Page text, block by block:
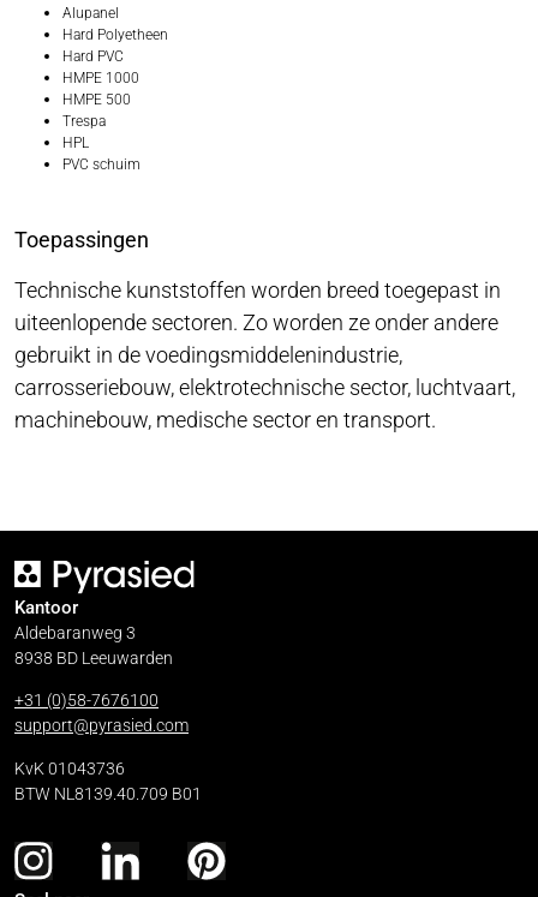
Alupanel
Hard Polyetheen
Hard PVC
HMPE 1000
HMPE 500
Trespa
HPL
PVC schuim
Toepassingen
Technische kunststoffen worden breed toegepast in
uiteenlopende sectoren. Zo worden ze onder andere
gebruikt in de voedingsmiddelenindustrie,
carrosseriebouw, elektrotechnische sector, luchtvaart,
machinebouw, medische sector en transport.
Kantoor
Aldebaranweg 3
8938 BD Leeuwarden
+31 (0)58-7676100
support@pyrasied.com
KvK 01043736
BTW NL8139.40.709 B01